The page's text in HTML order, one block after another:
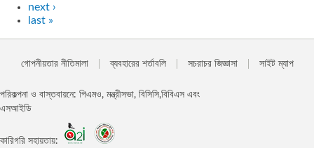
next ›
last »
গোপনীয়তার নীতিমালা ব্যবহারের শর্তাবলি সচরাচর জিজ্ঞাসা সাইট ম্যাপ
পরিকল্পনা ও বাস্তবায়নে: পিএমও, মন্ত্রীসভা, বিসিসি,বিবিএস এবং
এসআইডি
কারিগরি সহায়তায়: